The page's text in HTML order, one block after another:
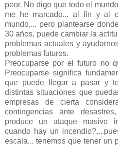
peor. No digo que todo el
me he marcado... al fin y al
mundo,... pero plantearse
30 años, puede cambiar la
problemas actuales y
problemas futuros.
Preocuparse por el futuro no
Preocuparse significa
que puede llegar a pasar y
distintas situaciones que
empresas de cierta
contingencias ante
produce un ataque masivo
cuando hay un
escala... tenemos que tener un